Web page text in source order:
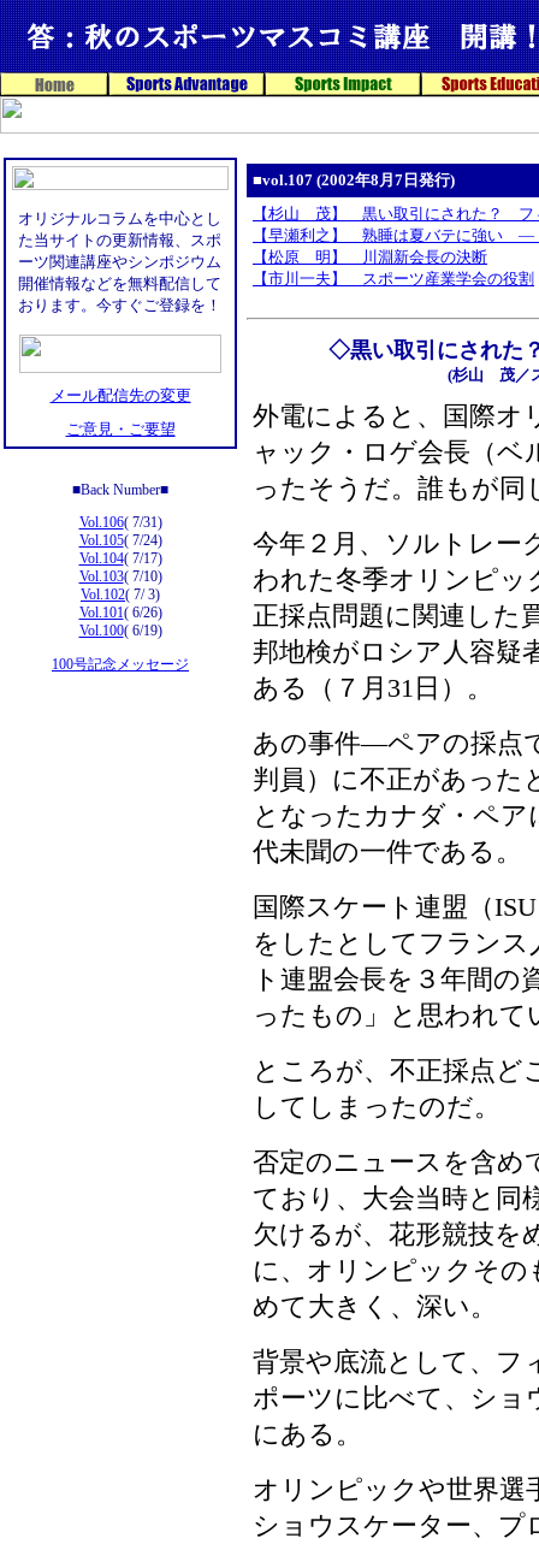
オリジナルコラムを中心とし
た当サイトの更新情報、スポ
ーツ関連講座やシンポジウム
開催情報などを無料配信して
おります。今すぐご登録を！
メール配信先の変更
ご意見・ご要望
■Back Number■
Vol.106( 7/31)
Vol.105( 7/24)
Vol.104( 7/17)
Vol.103( 7/10)
Vol.102( 7/ 3)
Vol.101( 6/26)
Vol.100( 6/19)
100号記念メッセージ
■vol.107 (2002年8月7日発行)
【杉山 茂】 黒い取引にされた？ フ
【早瀬利之】 熟睡は夏バテに強い ―
【松原 明】 川淵新会長の決断
【市川一夫】 スポーツ産業学会の役割
◇黒い取引にされた
(杉山 茂／
外電によると、国際オ
ャック・ロゲ会長（ベ
ったそうだ。誰もが
今年２月、ソルトレー
われた冬季オリンピッ
正採点問題に関連した
邦地検がロシア人容疑
ある（７月31日）。
あの事件―ペアの採点
判員）に不正があった
となったカナダ・ペ
代未聞の一件である。
国際スケート連盟（
をしたとしてフラン
ト連盟会長を３年間
ったもの」と思われて
ところが、不正採点ど
してしまったのだ。
否定のニュースを含め
ており、大会当時と同
欠けるが、花形競技
に、オリンピックそ
めて大きく、深い。
背景や底流として、フ
ポーツに比べて、ショ
にある。
オリンピックや世界選
ショウスケーター、プ